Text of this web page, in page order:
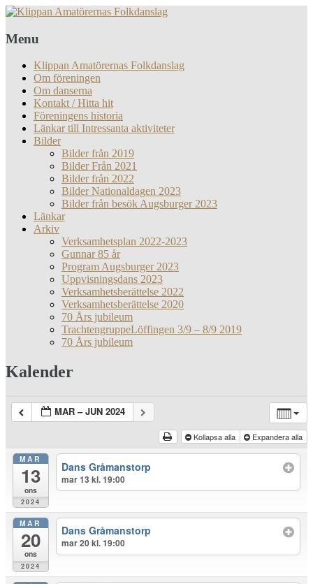
Menu
Klippan Amatörernas Folkdanslag
Om föreningen
Om danserna
Kontakt / Hitta hit
Föreningens historia
Länkar till Intressanta aktiviteter
Bilder
Bilder från 2019
Bilder Från 2021
Bilder från 2022
Bilder Nationaldagen 2023
Bilder från besök Augsburger 2023
Länkar
Arkiv
Verksamhetsplan 2022-2023
Gunnar 85 år
Program Augsburger 2023
Uppvisningsdans 2023
Verksamhetsberättelse 2022
Verksamhetsberättelse 2020
70 Års jubileum
TrachtengruppeLöffingen 3/9 – 8/9 2019
70 Års jubileum
Kalender
MAR – JUN 2024
Kollapsa alla Expandera alla
MAR
13
ons
2024
Dans Gråmanstorp
mar 13 kl. 19:00
MAR
20
ons
2024
Dans Gråmanstorp
mar 20 kl. 19:00